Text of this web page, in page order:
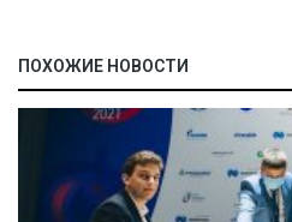
ПОХОЖИЕ НОВОСТИ